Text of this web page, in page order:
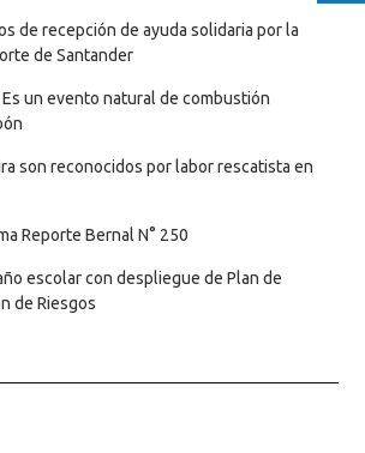
de recepción de ayuda solidaria por la
de Santander
un evento natural de combustión
son reconocidos por labor rescatista en
Reporte Bernal N° 250
escolar con despliegue de Plan de
de Riesgos